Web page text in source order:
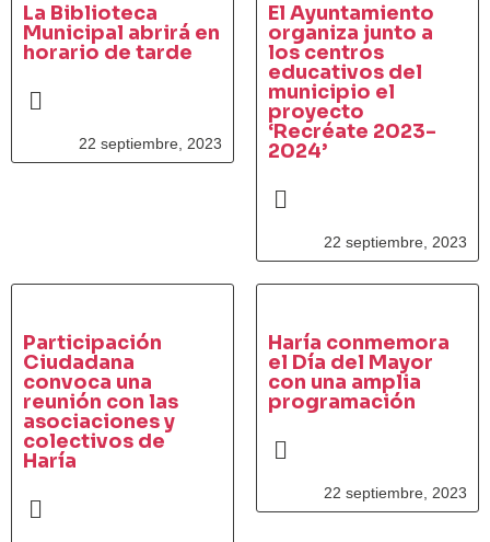
La Biblioteca
Municipal abrirá en
horario de tarde
22 septiembre, 2023
El Ayuntamiento
organiza junto a
los centros
educativos del
municipio el
proyecto
‘Recréate 2023-
2024’
22 septiembre, 2023
Participación
Ciudadana
convoca una
reunión con las
asociaciones y
colectivos de
Haría
Haría conmemora
el Día del Mayor
con una amplia
programación
22 septiembre, 2023